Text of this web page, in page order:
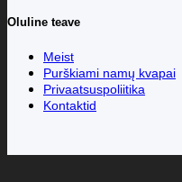
Oluline teave
Meist
Purškiami namų kvapai
Privaatsuspoliitika
Kontaktid